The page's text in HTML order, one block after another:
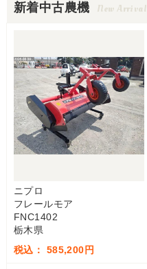
新着中古農機 New Arrival
ニプロ
フレールモア
FNC1402
栃木県
税込： 585,200円